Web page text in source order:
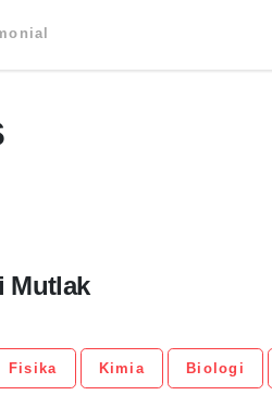
Mutlak
Fisika Kimia Biologi